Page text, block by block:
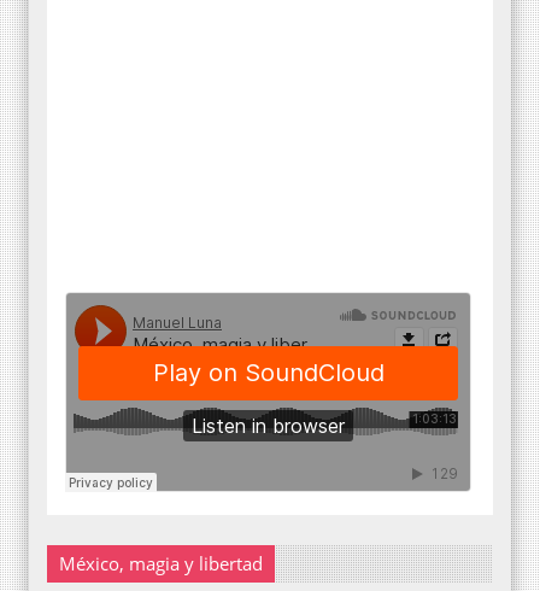
México, magia y libertad